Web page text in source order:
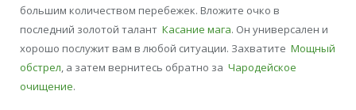
большим количеством перебежек. Вложите очко в
последний золотой талант Касание мага. Он универсален и
хорошо послужит вам в любой ситуации. Захватите Мощный
обстрел, а затем вернитесь обратно за Чародейское
очищение.